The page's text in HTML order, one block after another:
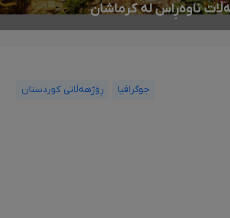
ناوەڕاس لە کرماشان
جوگرافیا ڕۆژهەڵاتی کوردستان